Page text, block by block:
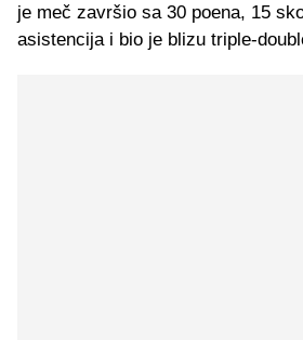
je meč završio sa 30 poena, 15
asistencija i bio je blizu triple-